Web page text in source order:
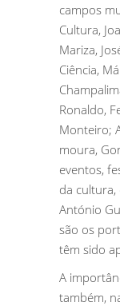
campos
Cultura,
Mariza,
Ciência,
Ronaldo,
Monteiro;
moura,
eventos,
da cultura,
António
são os
têm sido
A
também,